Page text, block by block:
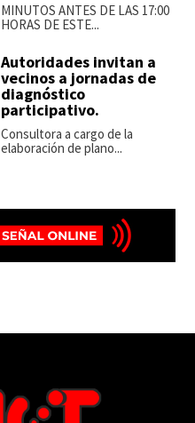
MINUTOS ANTES DE LAS 17:00
HORAS DE ESTE...
Autoridades invitan a
vecinos a jornadas de
diagnóstico
participativo.
Consultora a cargo de la
elaboración de plano...